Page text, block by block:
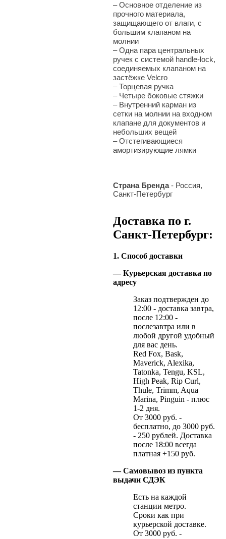
– Основное отделение из
прочного материала,
защищающего от влаги, с
большим клапаном на
молнии
– Одна пара центральных
ручек с системой handle-lock,
соединяемых клапаном на
застёжке Velcro
– Торцевая ручка
– Четыре боковые стяжки
– Внутренний карман из
сетки на молнии на входном
клапане для документов и
небольших вещей
– Отстегивающиеся
амортизирующие лямки
Страна Бренда- Россия,
Санкт-Петербург
Доставка по г.
Санкт-Петербург:
1. Способ доставки
— Курьерская доставка по
адресу
Заказ подтвержден до
12:00 - доставка завтра,
после 12:00 -
послезавтра или в
любой другой удобный
для вас день.
Red Fox, Bask,
Maverick, Alexika,
Tatonka, Tengu, KSL,
High Peak, Rip Curl,
Thule, Trimm, Aqua
Marina, Pinguin - плюс
1-2 дня.
От 3000 руб. -
бесплатно, до 3000 руб.
- 250 рублей. Доставка
после 18:00 всегда
платная +150 руб.
— Самовывоз из пункта
выдачи СДЭК
Есть на каждой
станции метро.
Сроки как при
курьерской доставке.
От 3000 руб. -